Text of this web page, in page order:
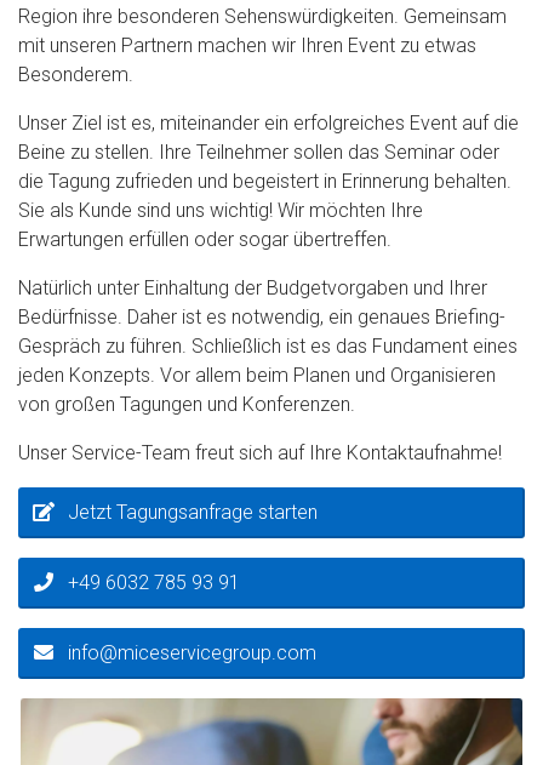
Region ihre besonderen Sehenswürdigkeiten. Gemeinsam
mit unseren Partnern machen wir Ihren Event zu etwas
Besonderem.
Unser Ziel ist es, miteinander ein erfolgreiches Event auf die
Beine zu stellen. Ihre Teilnehmer sollen das Seminar oder
die Tagung zufrieden und begeistert in Erinnerung behalten.
Sie als Kunde sind uns wichtig! Wir möchten Ihre
Erwartungen erfüllen oder sogar übertreffen.
Natürlich unter Einhaltung der Budgetvorgaben und Ihrer
Bedürfnisse. Daher ist es notwendig, ein genaues Briefing-
Gespräch zu führen. Schließlich ist es das Fundament eines
jeden Konzepts. Vor allem beim Planen und Organisieren
von großen Tagungen und Konferenzen.
Unser Service-Team freut sich auf Ihre Kontaktaufnahme!
Jetzt Tagungsanfrage starten
+49 6032 785 93 91
info@miceservicegroup.com